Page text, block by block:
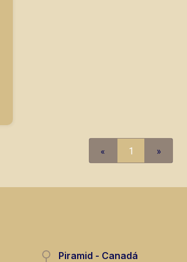
« 1 »
Piramid - Canadá